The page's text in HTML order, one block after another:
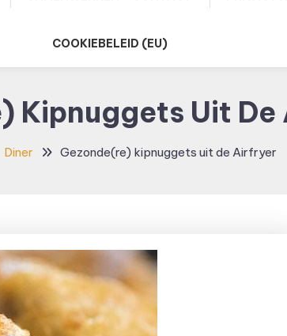
COOKIEBELEID (EU)
Kipnuggets Uit
Diner Gezonde(re) kipnuggets uit de Airfryer